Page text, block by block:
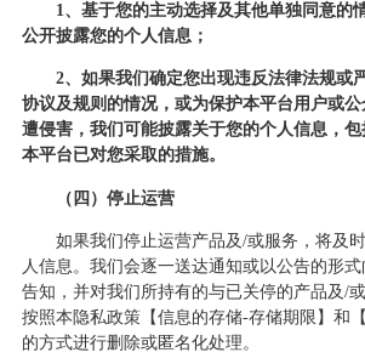
1、基于您的主动选择及其他单独同意的
公开披露您的个人信息；
2、如果我们确定您出现违反法律法规或
协议及规则的情况，或为保护本平台用户或
遭侵害，我们可能披露关于您的个人信息，
本平台已对您采取的措施。
（四）停止运营
如果我们停止运营产品及/或服务，将及
人信息。我们会逐一送达通知或以公告的形
告知，并对我们所持有的与已关停的产品及/
按照本隐私政策【信息的存储-存储期限】和
的方式进行删除或匿名化处理。